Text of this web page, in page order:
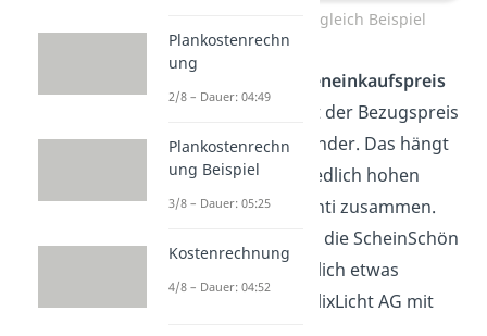
Bezugspreisvergleich Beispiel
Listeneinkaufspreis
liegt der Bezugspreis
nicht weit auseinander. Das hängt
mit den unterschiedlich hohen
Rabatten und Skonti zusammen.
Aber mit 94,88€ ist die ScheinSchön
GmbH schlussendlich etwas
günstiger als die FlixLicht AG mit
Plankostenrechn
ung
2/8 – Dauer: 04:49
Plankostenrechn
ung Beispiel
3/8 – Dauer: 05:25
Kostenrechnung
4/8 – Dauer: 04:52